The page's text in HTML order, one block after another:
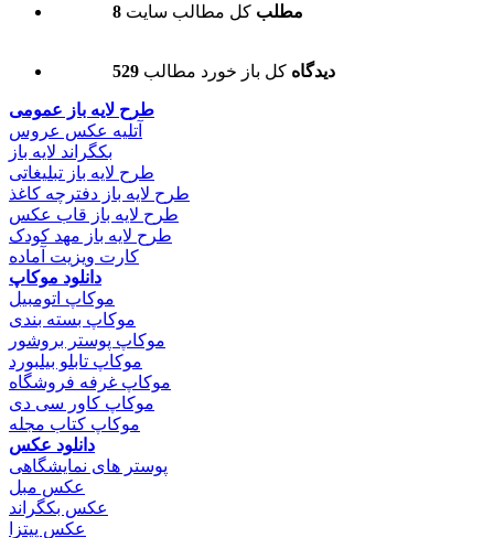
8 مطلب کل مطالب سایت
529 دیدگاه کل باز خورد مطالب
طرح لایه باز عمومی
آتلیه عکس عروس
بکگراند لایه باز
طرح لایه باز تبلیغاتی
طرح لایه باز دفترچه کاغذ
طرح لایه باز قاب عکس
طرح لایه باز مهد کودک
کارت ویزیت آماده
دانلود موکاپ
موکاپ اتومبیل
موکاپ بسته بندی
موکاپ پوستر بروشور
موکاپ تابلو بیلبورد
موکاپ غرفه فروشگاه
موکاپ کاور سی دی
موکاپ کتاب مجله
دانلود عکس
پوستر های نمایشگاهی
عکس مبل
عکس بکگراند
عکس پیتزا